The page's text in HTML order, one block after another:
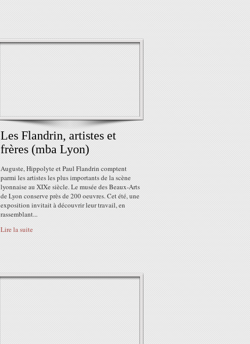
Les Flandrin, artistes et
frères (mba Lyon)
Auguste, Hippolyte et Paul Flandrin comptent
parmi les artistes les plus importants de la scène
lyonnaise au XIXe siècle. Le musée des Beaux-Arts
de Lyon conserve près de 200 oeuvres. Cet été, une
exposition invitait à découvrir leur travail, en
rassemblant...
Lire la suite